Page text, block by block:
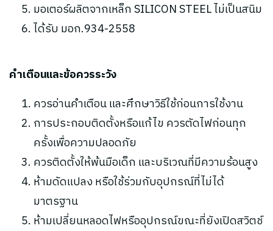
มอเตอร์ผลิตจากเหล็ก SILICON STEEL ไม่เป็นสนิม
ได้รับ มอก.934-2558
คำเตือนและข้อควรระวัง
ควรอ่านคำเตือน และศึกษาวิธีใช้ก่อนการใช้งาน
การประกอบติดตั้งหรือแก้ไข ควรตัดไฟก่อนทุก
ครั้งเพื่อความปลอดภัย
ควรติดตั้งให้พ้นมือเด็ก และบริเวณที่มีความร้อนสูง
ห้ามดัดแปลง หรือใช้ร่วมกับอุปกรณ์ที่ไม่ได้
มาตรฐาน
ห้ามเปลี่ยนหลอดไฟหรืออุปกรณ์ขณะที่ยังเปิดสวิตช์